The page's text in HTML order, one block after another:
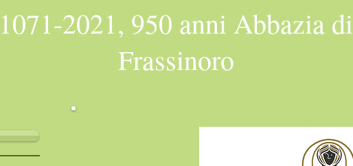
1071-2021, 950 anni Abbazia di
Frassinoro